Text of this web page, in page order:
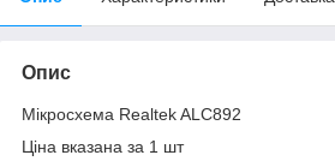
Опис
Мікросхема Realtek ALC892
Ціна вказана за 1 шт